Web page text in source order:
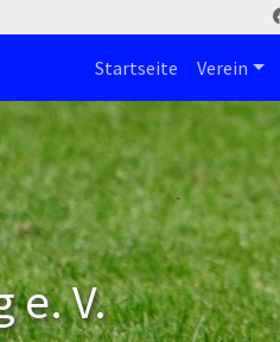
Startseite Verein
e. V.